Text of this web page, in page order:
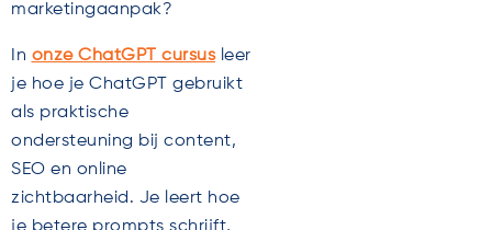
marketingaanpak?
In onze ChatGPT cursusleer
je hoe je ChatGPT gebruikt
als praktische
ondersteuning bij content,
SEO en online
zichtbaarheid. Je leert hoe